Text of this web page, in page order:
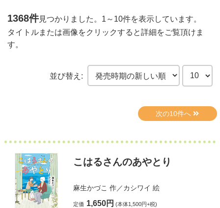
1368件見つかりました。 1～10件を表示しています。
タイトルまたは画像をクリックすると詳細をご覧頂けま
す。
並び替え:
こはるさんのあやとり
麻生かづこ 作／カシワイ 絵
定価 1,650円 (本体1,500円+税)